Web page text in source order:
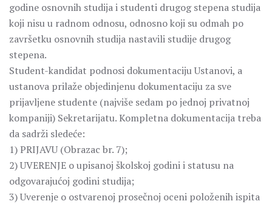
godine osnovnih studija i studenti drugog stepena studija
koji nisu u radnom odnosu, odnosno koji su odmah po
završetku osnovnih studija nastavili studije drugog
stepena.
Student-kandidat podnosi dokumentaciju Ustanovi, a
ustanova prilaže objedinjenu dokumentaciju za sve
prijavljene studente (najviše sedam po jednoj privatnoj
kompaniji) Sekretarijatu. Kompletna dokumentacija treba
da sadrži sledeće:
1) PRIJAVU (Obrazac br. 7);
2) UVERENJE o upisanoj školskoj godini i statusu na
odgovarajućoj godini studija;
3) Uverenje o ostvarenoj prosečnoj oceni položenih ispita